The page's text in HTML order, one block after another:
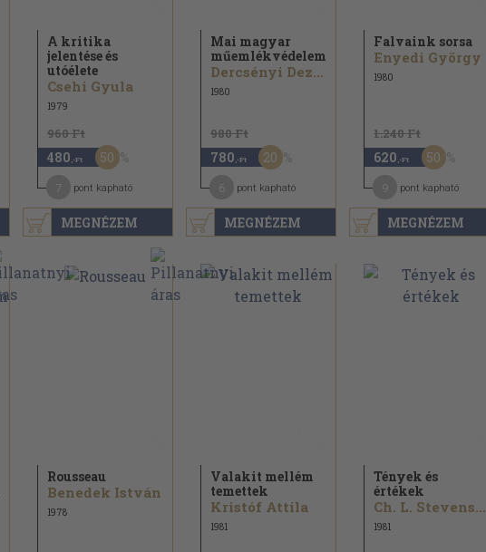
MEGNÉZEM
A kritika
jelentése és
utóélete
Csehi Gyula
1979
960 Ft
480 ,-Ft 50
pont kapható
MEGNÉZEM
Mai magyar
műemlékvédelem
Dercsényi Dezső
1980
980 Ft
780 ,-Ft 20
pont kapható
MEGNÉZEM
Falvaink sorsa
Enyedi György
1980
1.240 Ft
620 ,-Ft 50
pont kapható
Rousseau
Benedek István
1978
Valakit mellém
temettek
Kristóf Attila
1981
Tények és
értékek
Ch. L. Stevenson...
1981